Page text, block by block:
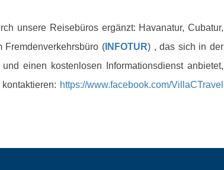
unsere Reisebüros ergänzt: Havanatur, Cubatur,
(INFOTUR) , das sich in der
einen kostenlosen Informationsdienst anbietet,
https://www.facebook.com/VillaCTravel